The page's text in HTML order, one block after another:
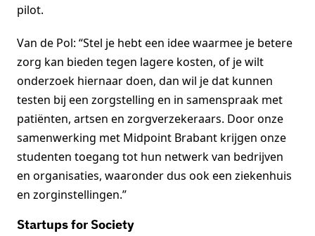
pilot.
Van de Pol: “Stel je hebt een idee waarmee je betere
zorg kan bieden tegen lagere kosten, of je wilt
onderzoek hiernaar doen, dan wil je dat kunnen
testen bij een zorgstelling en in samenspraak met
patiënten, artsen en zorgverzekeraars. Door onze
samenwerking met Midpoint Brabant krijgen onze
studenten toegang tot hun netwerk van bedrijven
en organisaties, waaronder dus ook een ziekenhuis
en zorginstellingen.”
Startups for Society